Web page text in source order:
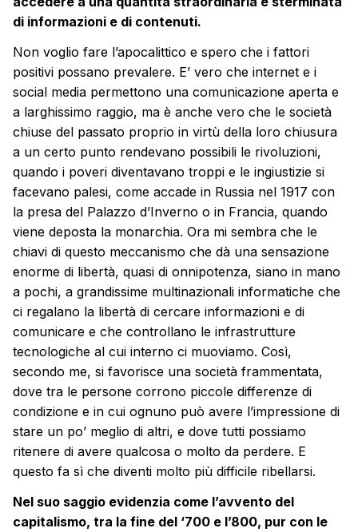
di informazioni e di contenuti.
Non voglio fare l’apocalittico e spero che i fattori
positivi possano prevalere. E’ vero che internet e i
social media permettono una comunicazione aperta e
a larghissimo raggio, ma è anche vero che le società
chiuse del passato proprio in virtù della loro chiusura
a un certo punto rendevano possibili le rivoluzioni,
quando i poveri diventavano troppi e le ingiustizie si
facevano palesi, come accade in Russia nel 1917 con
la presa del Palazzo d’Inverno o in Francia, quando
viene deposta la monarchia. Ora mi sembra che le
chiavi di questo meccanismo che dà una sensazione
enorme di libertà, quasi di onnipotenza, siano in mano
a pochi, a grandissime multinazionali informatiche che
ci regalano la libertà di cercare informazioni e di
comunicare e che controllano le infrastrutture
tecnologiche al cui interno ci muoviamo. Così,
secondo me, si favorisce una società frammentata,
dove tra le persone corrono piccole differenze di
condizione e in cui ognuno può avere l’impressione di
stare un po’ meglio di altri, e dove tutti possiamo
ritenere di avere qualcosa o molto da perdere. E
questo fa sì che diventi molto più difficile ribellarsi.
Nel suo saggio evidenzia come l’avvento del
capitalismo, tra la fine del ‘700 e l’800, pur con le